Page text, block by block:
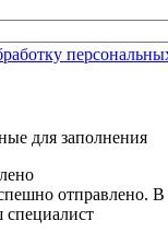
для заполнения
отправлено.